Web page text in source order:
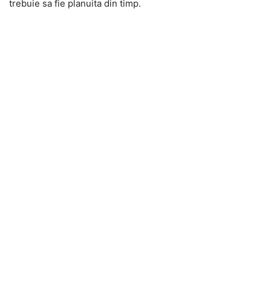
trebuie sa fie planuita din timp.